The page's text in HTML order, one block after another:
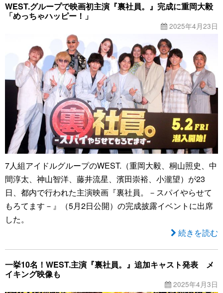
WEST.グループで映画初主演『裏社員。』完成に重岡大毅
「めっちゃハッピー！」
2025年4月23日
7人組アイドルグループのWEST.（重岡大毅、桐山照史、中
間淳太、神山智洋、藤井流星、濱田崇裕、小瀧望）が23
日、都内で行われた主演映画『裏社員。－スパイやらせて
もろてます－』（5月2日公開）の完成披露イベントに出席
した。
続きを読む
一挙10名！WEST.主演『裏社員。』追加キャスト発表 メ
イキング映像も
2025年4月3日